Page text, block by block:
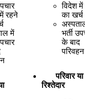
रहने
में
विदेश में
का खर्च
भर्ती
के बाद
परिवहन
परिवार या
रिश्तेदार